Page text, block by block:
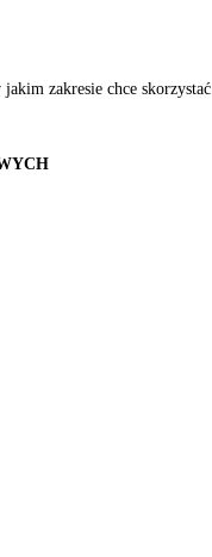
zakresie chce skorzystać.